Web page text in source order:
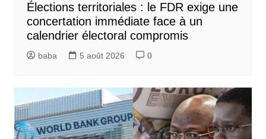
Élections territoriales : le FDR exige une
concertation immédiate face à un
calendrier électoral compromis
baba 5 août 2026 0